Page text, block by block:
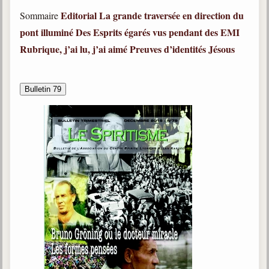
SommaireEditorialLa grande traversée en direction du
pont illuminéDes Esprits égarés vus pendant des EMI
Rubrique, j’ai lu, j’ai aiméPreuves d’identitésJésous
Bulletin 79